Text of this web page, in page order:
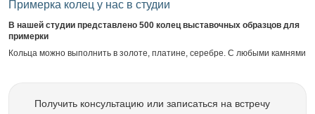
Примерка колец у нас в студии
В нашей студии представлено 500 колец выставочных образцов для
примерки
Кольца можно выполнить в золоте, платине, серебре. С любыми камнями
Получить консультацию или записаться на встречу